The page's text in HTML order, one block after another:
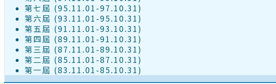
第七屆 (95.11.01-97.10.31)
第六屆 (93.11.01-95.10.31)
第五屆 (91.11.01-93.10.31)
第四屆 (89.11.01-91.10.31)
第三屆 (87.11.01-89.10.31)
第二屆 (85.11.01-87.10.31)
第一屆 (83.11.01-85.10.31)